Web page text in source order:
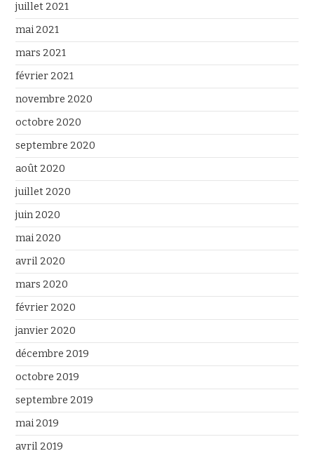
juillet 2021
mai 2021
mars 2021
février 2021
novembre 2020
octobre 2020
septembre 2020
août 2020
juillet 2020
juin 2020
mai 2020
avril 2020
mars 2020
février 2020
janvier 2020
décembre 2019
octobre 2019
septembre 2019
mai 2019
avril 2019